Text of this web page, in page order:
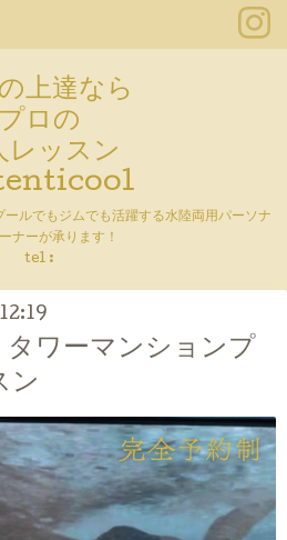
上達なら
プロの
レッスン
ルでもジムでも活躍する水陸両用パーソナ
ナーが承ります！
tel :
タワーマンションプ
ン